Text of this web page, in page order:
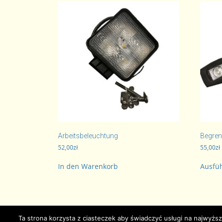
Arbeitsbeleuchtung
52,00zł
In den Warenkorb
55,00zł
Ta strona korzysta z ciasteczek aby świadczyć usługi na